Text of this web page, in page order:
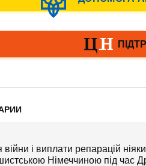
війни і виплати репарацій
Німеччиною під час